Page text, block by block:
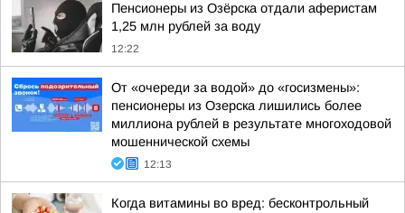
Пенсионеры из Озёрска отдали аферистам
1,25 млн рублей за воду
12:22
От «очереди за водой» до «госизмены»:
пенсионеры из Озерска лишились более
миллиона рублей в результате многоходовой
мошеннической схемы
12:13
Когда витамины во вред: бесконтрольный